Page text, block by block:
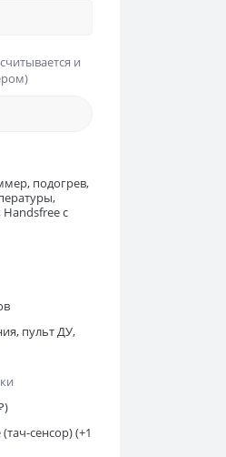
и
подогрев,
с
пульт ДУ,
сенсор)(+1